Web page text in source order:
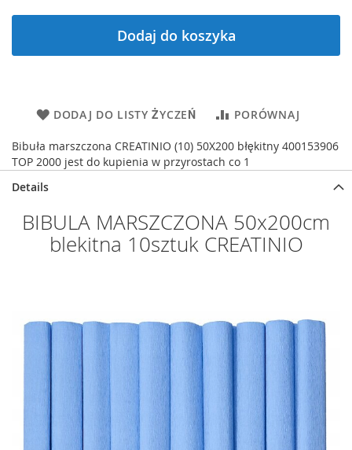
Dodaj do koszyka
DODAJ DO LISTY ŻYCZEŃ PORÓWNAJ
Bibuła marszczona CREATINIO (10) 50X200 błękitny 400153906
TOP 2000 jest do kupienia w przyrostach co 1
Details
BIBULA MARSZCZONA 50x200cm
blekitna 10sztuk CREATINIO